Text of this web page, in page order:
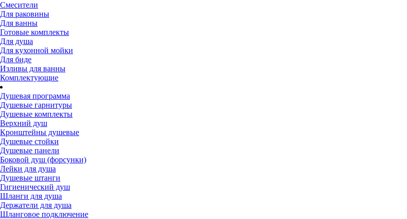
Смесители
Для раковины
Для ванны
Готовые комплекты
Для душа
Для кухонной мойки
Для биде
Изливы для ванны
Комплектующие
Душевая программа
Душевые гарнитуры
Душевые комплекты
Верхний душ
Кронштейны душевые
Душевые стойки
Душевые панели
Боковой душ (форсунки)
Лейки для душа
Душевые штанги
Гигиенический душ
Шланги для душа
Держатели для душа
Шланговое подключение